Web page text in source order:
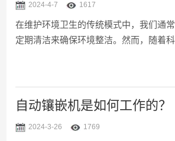
2024-4-7 1617
在维护环境卫生的传统模式中，我们通
定期清洁来确保环境整洁。然而，随着
洁度分析系统正逐步改变我们对卫生的
动清洁度分析系统运用先进的传感器技
智能算法，对环境进行实时监控和分析
卫生死角和清洁不足的区域，并及时发
大扫除可能被实时、动态的清洁所取代，
自动镶嵌机是如何工作的？
2024-3-26 1769